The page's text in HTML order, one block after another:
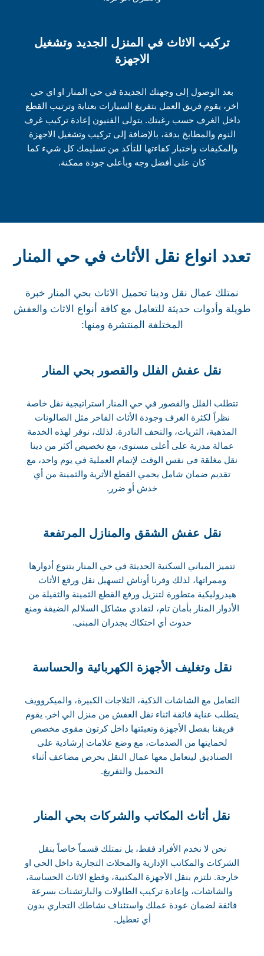
تركيب الاثاث في المنزل الجديد وتشغيل
الاجهزة
بعد الوصول إلى وجهتك الجديدة في حي المنار او اي حي
اخر، يقوم فريق العمل بتفريغ السيارات بعناية وترتيب القطع
داخل الغرف حسب رغبتك. يتولى الفنيون إعادة تركيب غرف
النوم والمطابخ بدقة، بالإضافة إلى تركيب وتشغيل الاجهزة
والمكيفات واختبار كفاءتها للتأكد من تسليمك كل شيء كما
كان على أفضل وجه وبأعلى جودة ممكنة.
تعدد انواع نقل الأثاث في حي المنار
نمتلك عمال نقل ودينا تحميل الاثاث بحي المنار خبرة
طويلة وأدوات حديثة للتعامل مع كافة أنواع الاثاث والعفش
المختلفة المنتشرة ومنها:
نقل عفش الفلل والقصور بحي المنار
تتطلب الفلل والقصور في حي المنار استراتيجية نقل خاصة
نظراً لكثرة الغرف وجودة الأثاث الفاخر مثل الصالونات
المذهبة، الثريات، والتحف النادرة. لذلك، نوفر لهذه الخدمة
عمالة مدربة على أعلى مستوى، مع تخصيص أكثر من دينا
نقل مغلقة في نفس الوقت لإتمام العملية في يوم واحد، مع
تقديم ضمان شامل يحمي القطع الأثرية والثمينة من أي
خدش أو ضرر.
نقل عفش الشقق والمنازل المرتفعة
تتميز المباني السكنية الحديثة في حي المنار بتنوع أدوارها
وممراتها، لذلك وفرنا أوناش لتسهيل نقل ورفع الأثاث
هيدروليكية متطورة لتنزيل ورفع القطع الثمينة والثقيلة من
الأدوار المنار بأمان تام، لتفادي مشاكل السلالم الضيقة ومنع
حدوث أي احتكاك بجدران المبنى.
نقل وتغليف الأجهزة الكهربائية والحساسة
التعامل مع الشاشات الذكية، الثلاجات الكبيرة، والميكروويف
يتطلب عناية فائقة اثناء نقل العفش من منزل الي اخر. يقوم
فريقنا بفصل الأجهزة وتعبئتها داخل كرتون مقوى مخصص
لحمايتها من الصدمات، مع وضع علامات إرشادية على
الصناديق ليتعامل معها عمال النقل بحرص مضاعف أثناء
التحميل والتفريغ.
نقل أثاث المكاتب والشركات بحي المنار
نحن لا نخدم الأفراد فقط، بل نمتلك قسماً خاصاً بنقل
الشركات والمكاتب الإدارية والمحلات التجارية داخل الحي او
خارجة. نلتزم بنقل الأجهزة المكتبية، وقطع الاثاث الحساسة،
والشاشات، وإعادة تركيب الطاولات والبارتشنات بسرعة
فائقة لضمان عودة عملك واستئناف نشاطك التجاري بدون
أي تعطيل.